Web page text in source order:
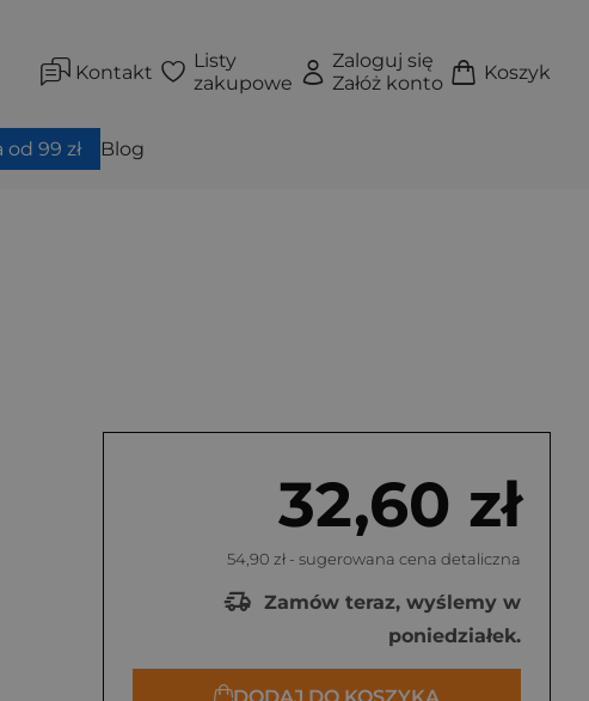
Kontakt
Listy
zakupowe
Zaloguj się
Załóż konto
Koszyk
99 zł Blog
32,60 zł
54,90 zł - sugerowana cena detaliczna
Zamów teraz, wyślemy w
poniedziałek.